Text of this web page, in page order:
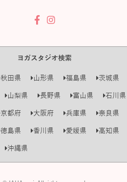
ヨガスタジオ検索
秋田県 山形県 福島県 茨城県
山梨県 長野県 富山県 石川県
京都府 大阪府 兵庫県 奈良県
徳島県 香川県 愛媛県 高知県
沖縄県